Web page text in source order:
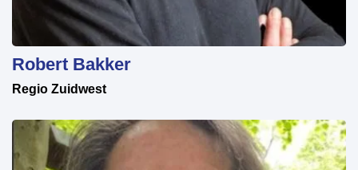
Robert Bakker
Regio Zuidwest